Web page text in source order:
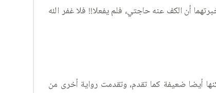
أن الكف عنه حاجتي، فلم يفعلا!! فلا غفر الله
أيضا ضعيفة كما تقدم، وتقدمت رواية أخرى من